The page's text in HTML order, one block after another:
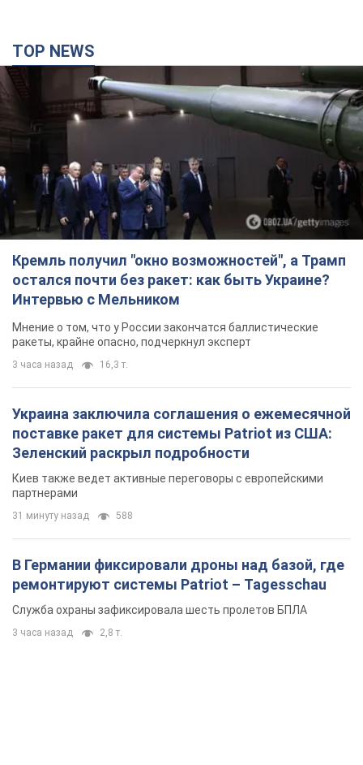
TOP NEWS
Кремль получил "окно возможностей", а Трамп
остался почти без ракет: как быть Украине?
Интервью с Мельником
Мнение о том, что у России закончатся баллистические
ракеты, крайне опасно, подчеркнул эксперт
3 часа назад 16,3 т.
Украина заключила соглашения о ежемесячной
поставке ракет для системы Patriot из США:
Зеленский раскрыл подробности
Киев также ведет активные переговоры с европейскими
партнерами
31 минуту назад 588
В Германии фиксировали дроны над базой, где
ремонтируют системы Patriot – Tagesschau
Служба охраны зафиксировала шесть пролетов БПЛА
3 часа назад 2,8 т.